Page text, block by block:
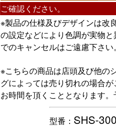
ご確認ください。
※製品の仕様及びデザインは改
の設定などにより色調が実物
でのキャンセルはご遠慮下さい。
※こちらの商品は店頭及び他の
グによっては売り切れの場合
お時間を頂くこととなります。
型番： SHS-